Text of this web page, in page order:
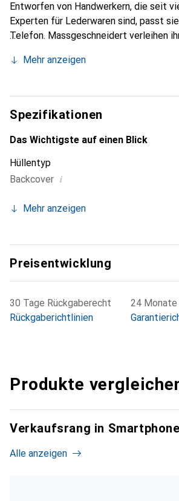
Entworfen von Handwerkern, die seit
Experten für Lederwaren sind, passt
Telefon. Massgeschneidert verleihen
unverzichtbaren Accessoire für Ihr
die Marke Noreve eine sichere Wahl für
anspruchsvolle Klientel.
Mehr anzeigen
Spezifikationen
Das Wichtigste auf einen Blick
Hüllentyp
Backcover i
Mehr anzeigen
Preisentwicklung
30 Tage Rückgaberecht
Rückgaberichtlinien
24 Monate
Produkte
Verkaufsrang in
Alle anzeigen